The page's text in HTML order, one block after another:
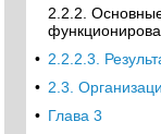
2.2.2.
• 2.2.2.3.
• 2.3.
• Глава 3